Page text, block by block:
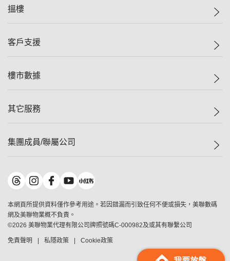
美聯集團
人才招募
搵樓
一手新盤
減價
美聯豪宅
獨家樓盤
租盤
客戶支援
自助放盤
查詢熱線
按揭計算機
負擔能力計算機
轉按計算機
繳款方式
樓市數據
樓價指數
歷史成交
屋苑成交排行榜
地區百科
其它服務
屋苑專頁
美聯精英會
美善會
地產代理管理協會
申報已遞交的購樓意向登記
集團成員/聯屬公司
美聯物業
鋑聯控股*
美聯工商舖*
美聯中國
美聯澳門
美聯金融集團
本網頁所提供資料僅作參考用途。若因錯漏而引致任何不便或損失，美聯數碼
網及美聯物業概不負責。
©2026 美聯物業代理有限公司牌照號碼C-000982及或其有聯繫公司
免責聲明 私隱政策 Cookie政策